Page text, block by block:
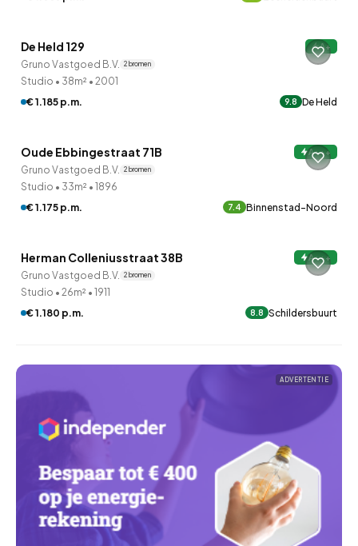
QUICKLANE™
De Held 129 A+
Gruno Vastgoed B.V. 2 bronnen
Studio • 38m² • 2001
€ 1.185 p.m.
9.8 De Held
QUICKLANE™
Oude Ebbingestraat 71B A+++
Gruno Vastgoed B.V. 2 bronnen
Studio • 33m² • 1896
€ 1.175 p.m.
7.4 Binnenstad-Noord
QUICKLANE™
Herman Colleniusstraat 38B A+++
Gruno Vastgoed B.V. 2 bronnen
Studio • 26m² • 1911
€ 1.180 p.m.
8.8 Schildersbuurt
ADVERTENTIE